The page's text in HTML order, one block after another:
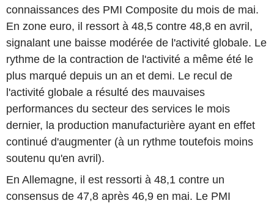
connaissances des PMI Composite du mois de mai.
En zone euro, il ressort à 48,5 contre 48,8 en avril,
signalant une baisse modérée de l'activité globale. Le
rythme de la contraction de l'activité a même été le
plus marqué depuis un an et demi. Le recul de
l'activité globale a résulté des mauvaises
performances du secteur des services le mois
dernier, la production manufacturière ayant en effet
continué d'augmenter (à un rythme toutefois moins
soutenu qu'en avril).
En Allemagne, il est ressorti à 48,1 contre un
consensus de 47,8 après 46,9 en mai. Le PMI